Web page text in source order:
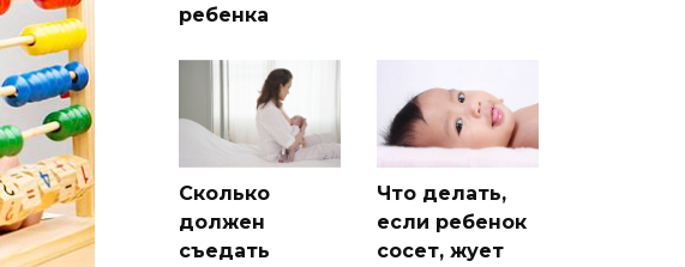
ребенка
Сколько
должен
съедать
Что делать,
если ребенок
сосет, жует